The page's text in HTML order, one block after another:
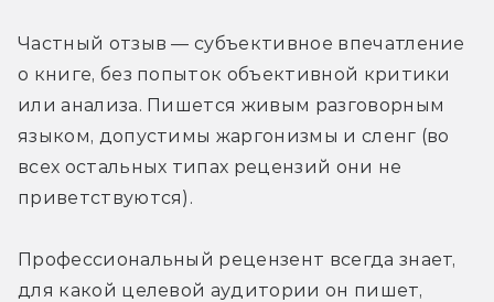
Частный отзыв — субъективное впечатление
о книге, без попыток объективной критики
или анализа. Пишется живым разговорным
языком, допустимы жаргонизмы и сленг (во
всех остальных типах рецензий они не
приветствуются).
Профессиональный рецензент всегда знает,
для какой целевой аудитории он пишет,